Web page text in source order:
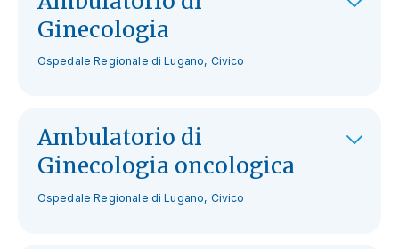
Ginecologia
Ospedale Regionale di Lugano, Civico
Ambulatorio di
Ginecologia oncologica
Ospedale Regionale di Lugano, Civico